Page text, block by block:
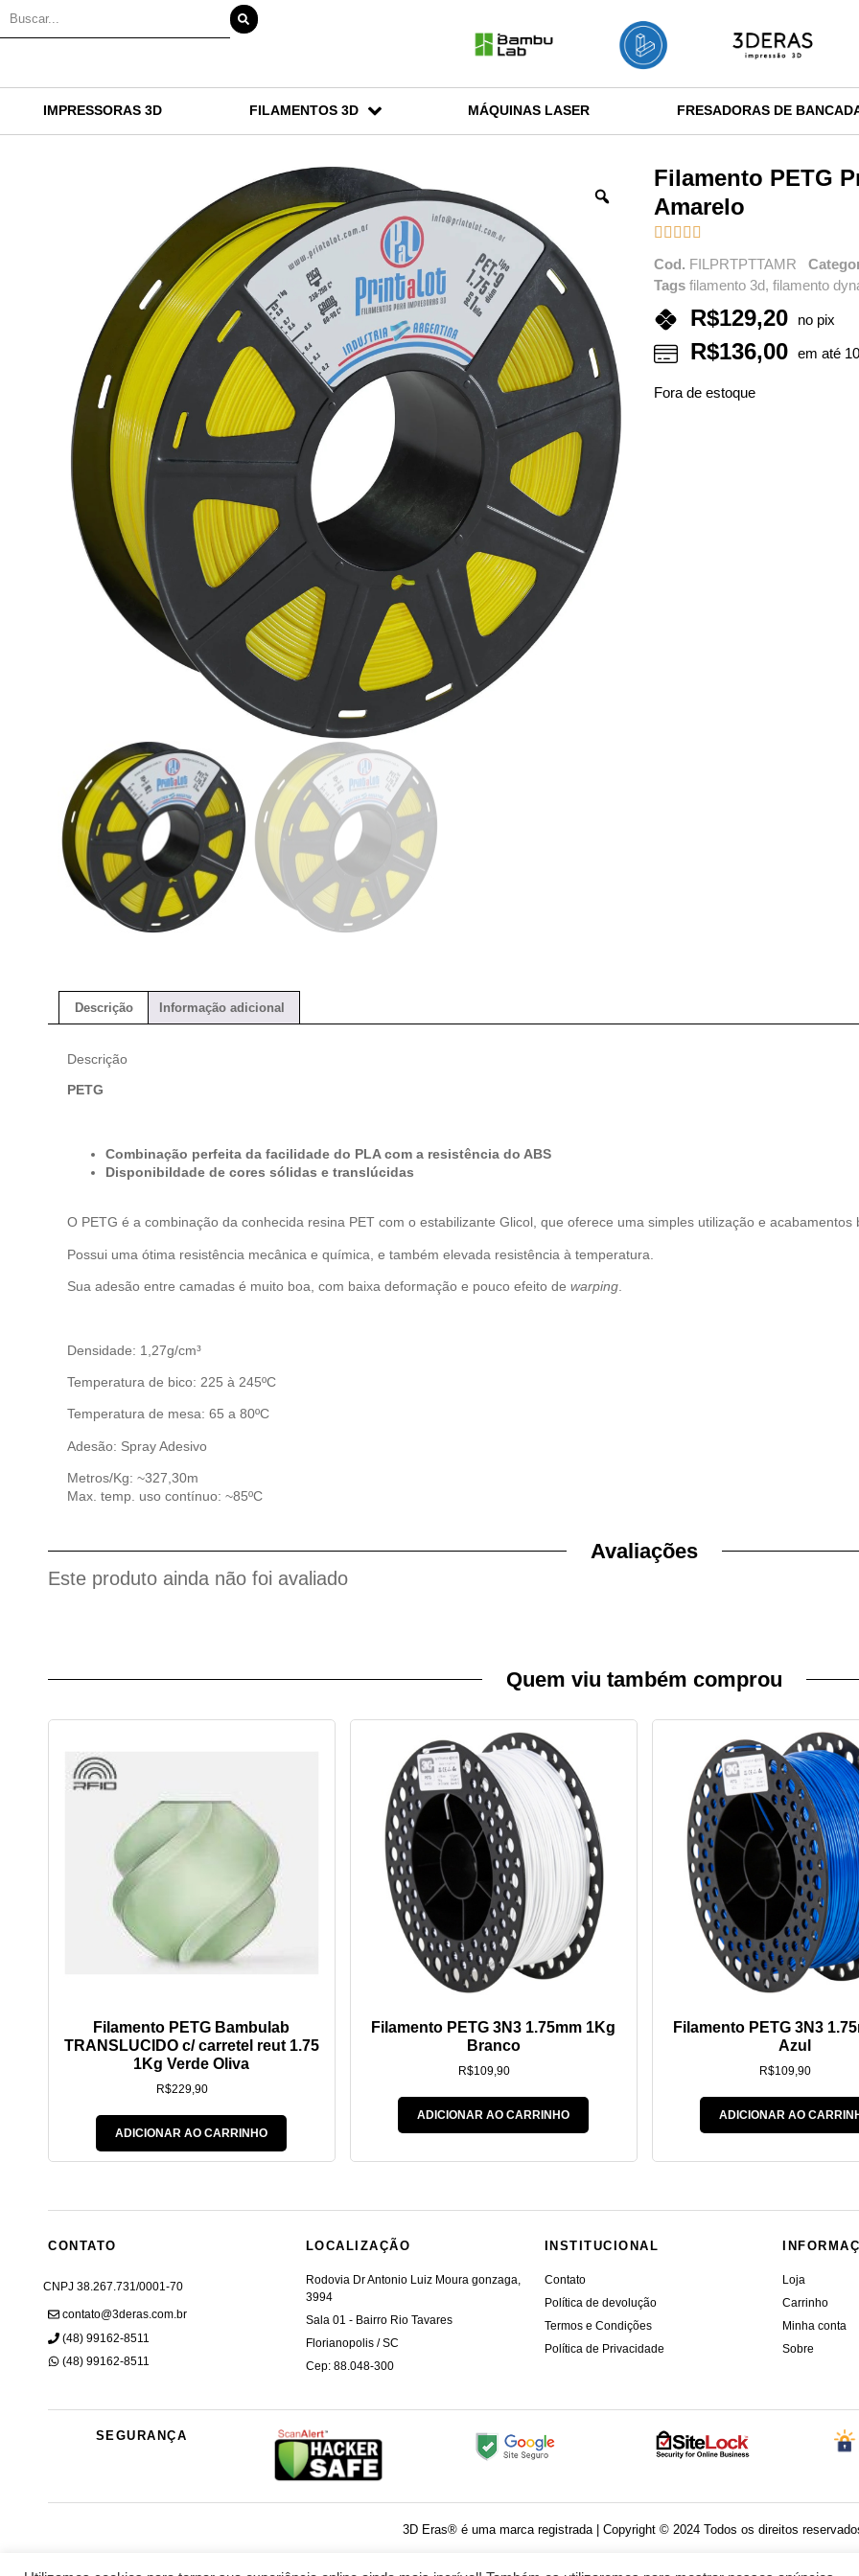
IMPRESSORAS 3D FILAMENTOS 3D MÁQUINAS LASER FRESADORAS DE
Filamento PETG
Amarelo
    
Cod. FILPRTPTTAMR
Tags filamento 3d, filamento
R$129,20 no pix
R$136,00 em até
Fora de estoque
Descrição Informação adicional
Descrição
PETG
Combinação perfeita da facilidade do PLA com a resistência do ABS
Disponibildade de cores sólidas e translúcidas
O PETG é a combinação da conhecida resina PET com o estabilizante Glicol, que oferece uma simples utilização e acabamentos
Possui uma ótima resistência mecânica e química, e também elevada resistência à temperatura.
Sua adesão entre camadas é muito boa, com baixa deformação e pouco efeito de warping
Densidade: 1,27g/cm³
Temperatura de bico: 225 à 245ºC
Temperatura de mesa: 65 a 80ºC
Adesão: Spray Adesivo
Metros/Kg: ~327,30m
Max. temp. uso contínuo: ~85ºC
Avaliações
Este produto ainda não foi avaliado
Quem viu também comprou
Filamento PETG Bambulab
TRANSLUCIDO c/ carretel reut 1.75
1Kg Verde Oliva
R$229,90
ADICIONAR AO CARRINHO
Filamento PETG 3N3 1.75mm 1Kg
Branco
R$109,90
ADICIONAR AO CARRINHO
Filamento PETG 3N3
Azul
R$109,90
ADICIONAR AO
CONTATO
CNPJ 38.267.731/0001-70
contato@3deras.com.br
(48) 99162-8511
(48) 99162-8511
LOCALIZAÇÃO
Rodovia Dr Antonio Luiz Moura gonzaga,
3994
Sala 01 - Bairro Rio Tavares
Florianopolis / SC
Cep: 88.048-300
INSTITUCIONAL
Contato
Política de devolução
Termos e Condições
Política de Privacidade
Loja
Carrinho
Minha conta
Sobre
SEGURANÇA
3D Eras®️ é uma marca registrada | Copyright ©️ 2024 Todos os direitos